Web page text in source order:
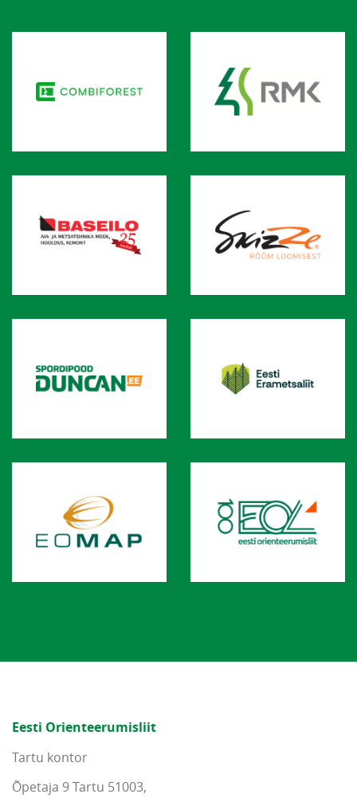
Eesti Orienteerumisliit
Tartu kontor
Õpetaja 9 Tartu 51003,